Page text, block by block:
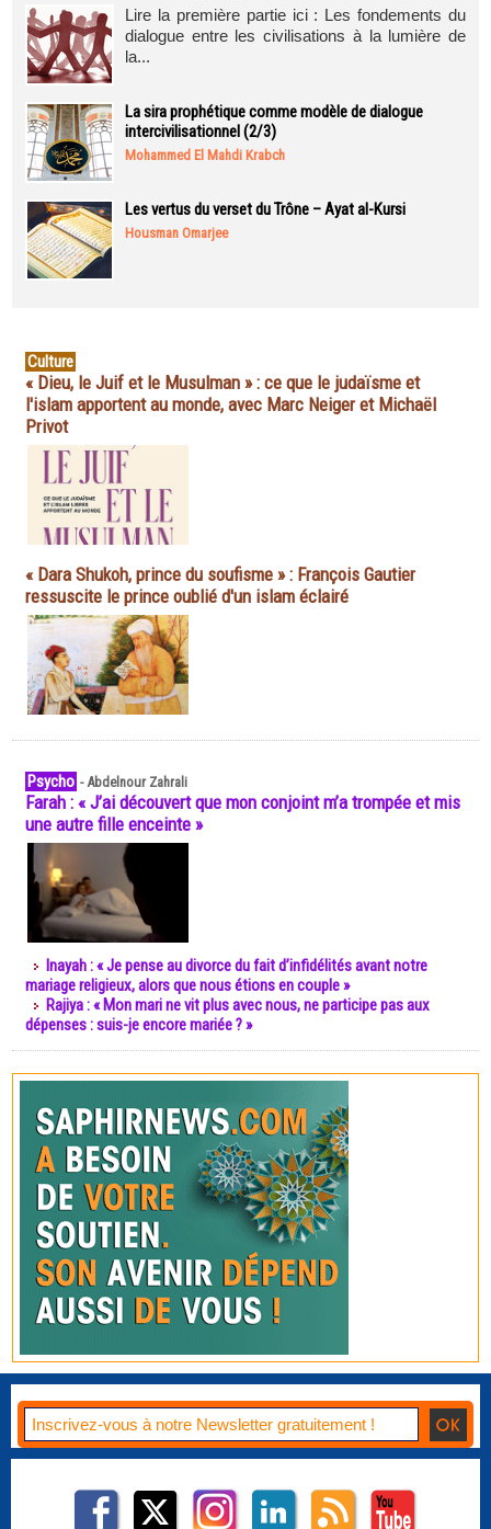
Lire la première partie ici : Les fondements du
dialogue entre les civilisations à la lumière de
la...
La sira prophétique comme modèle de dialogue
intercivilisationnel (2/3)
Mohammed El Mahdi Krabch
Les vertus du verset du Trône – Ayat al-Kursi
Housman Omarjee
Culture
« Dieu, le Juif et le Musulman » : ce que le judaïsme et
l'islam apportent au monde, avec Marc Neiger et Michaël
Privot
« Dara Shukoh, prince du soufisme » : François Gautier
ressuscite le prince oublié d'un islam éclairé
Psycho -Abdelnour Zahrali
Farah : « J’ai découvert que mon conjoint m’a trompée et mis
une autre fille enceinte »
Inayah : « Je pense au divorce du fait d’infidélités avant notre
mariage religieux, alors que nous étions en couple »
Rajiya : « Mon mari ne vit plus avec nous, ne participe pas aux
dépenses : suis-je encore mariée ? »